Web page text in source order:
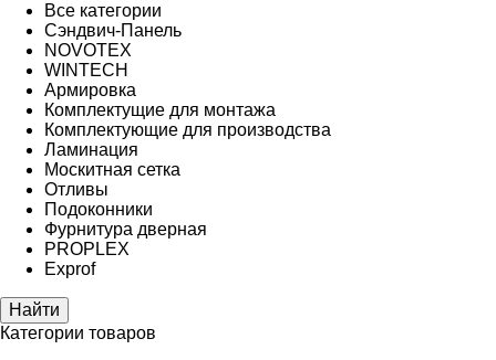
Все категории
Сэндвич-Панель
NOVOTEX
WINTECH
Армировка
Комплектущие для монтажа
Комплектующие для производства
Ламинация
Москитная сетка
Отливы
Подоконники
Фурнитура дверная
PROPLEX
Exprof
Категории товаров